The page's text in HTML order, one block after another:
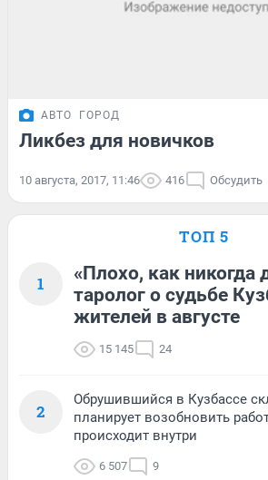
АВТО ГОРОД
Ликбез для новичков
10 августа, 2017, 11:46 416 Обсудить
ТОП 5
1
«Плохо, как никогда
таролог о судьбе
жителей в августе
15 145 24
2
Обрушившийся в Кузбассе
планирует возобновить
происходит внутри
6 507 9